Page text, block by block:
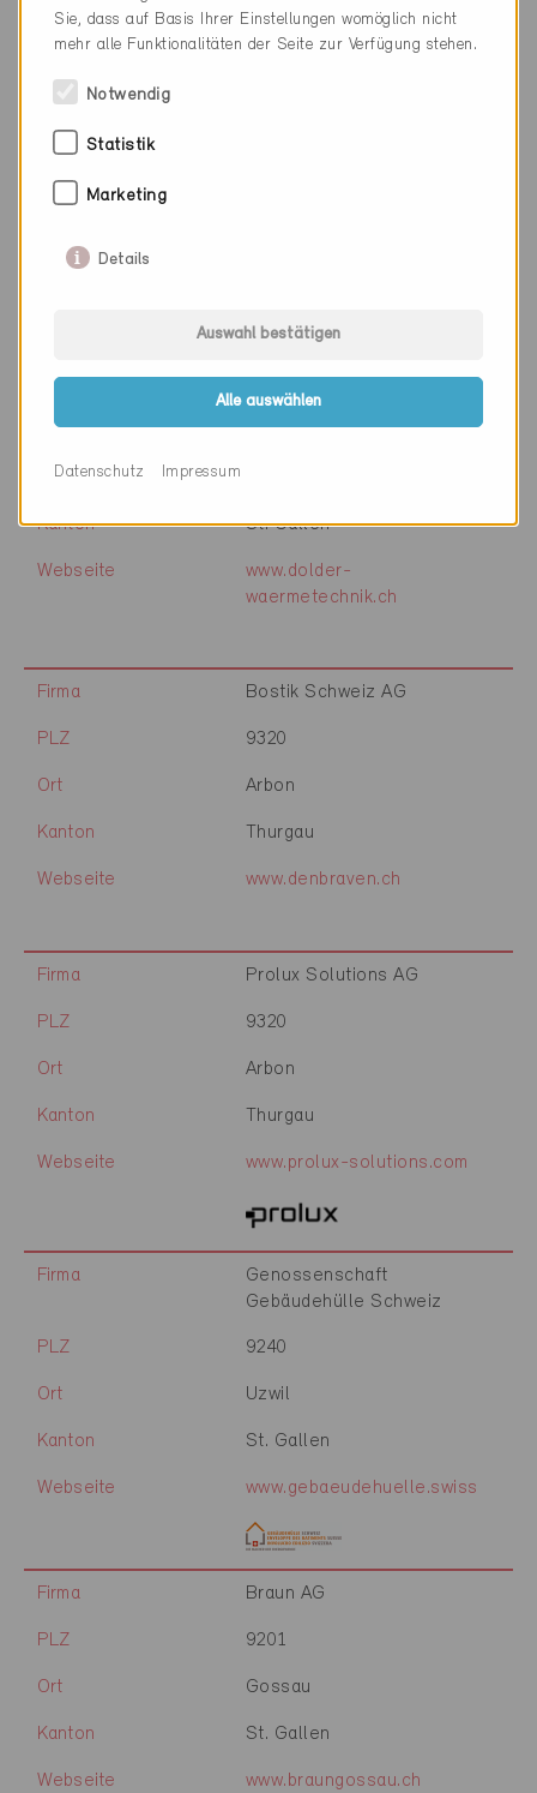
Firma
PLZ
Firma
PLZ 9430
Ort
Kanton St. Gallen
Webseite
www.dolder-
waermetechnik.ch
Firma Bostik Schweiz AG
PLZ 9320
Ort Arbon
Kanton Thurgau
Webseite www.denbraven.ch
Firma Prolux Solutions AG
PLZ 9320
Ort Arbon
Kanton Thurgau
Webseite www.prolux-solutions.com
Firma
Genossenschaft
Gebäudehülle Schweiz
PLZ 9240
Ort Uzwil
Kanton St. Gallen
Webseite www.gebaeudehuelle.swiss
Firma Braun AG
PLZ 9201
Ort Gossau
Kanton St. Gallen
Webseite www.braungossau.ch
Sie, dass auf Basis Ihrer Einstellungen womöglich nicht
mehr alle Funktionalitäten der Seite zur Verfügung stehen.
Notwendig
Statistik
Marketing
Details
Auswahl bestätigen
Alle auswählen
Datenschutz Impressum